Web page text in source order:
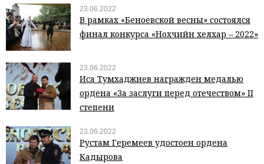
23.06.2022
В рамках «Беноевской весны» состоялся
финал конкурса «Нохчийн хелхар – 2022»
23.06.2022
Иса Тумхаджиев награжден медалью
ордена «За заслуги перед отечеством» II
степени
23.06.2022
Рустам Геремеев удостоен ордена
Кадырова